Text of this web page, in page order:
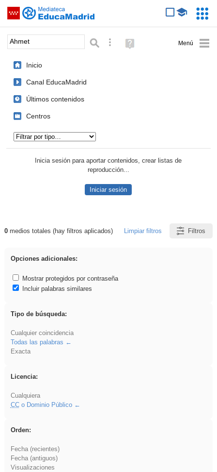
Saltar navegación
Palabra o frase: Búsqueda avanzada
Ayuda
(en
Inicio
Canal EducaMadrid
Últimos contenidos
Centros
Inicia sesión para aportar contenidos, crear listas de
reproducción...
Iniciar sesión
Resultados de: Ahmet
0medios totales (hay filtros aplicados) Limpiar filtros Filtros
Opciones adicionales:
Mostrar protegidos por contraseña
Incluir palabras similares
Tipo de búsqueda:
Cualquier coincidencia
Todas las palabras
Exacta
Licencia:
Cualquiera
CCo Dominio Público
Orden:
Fecha (recientes)
Fecha (antiguos)
Visualizaciones